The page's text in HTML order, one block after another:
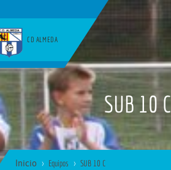
CD ALMEDA
SUB 10 C
Inicio Equipos SUB 10 C